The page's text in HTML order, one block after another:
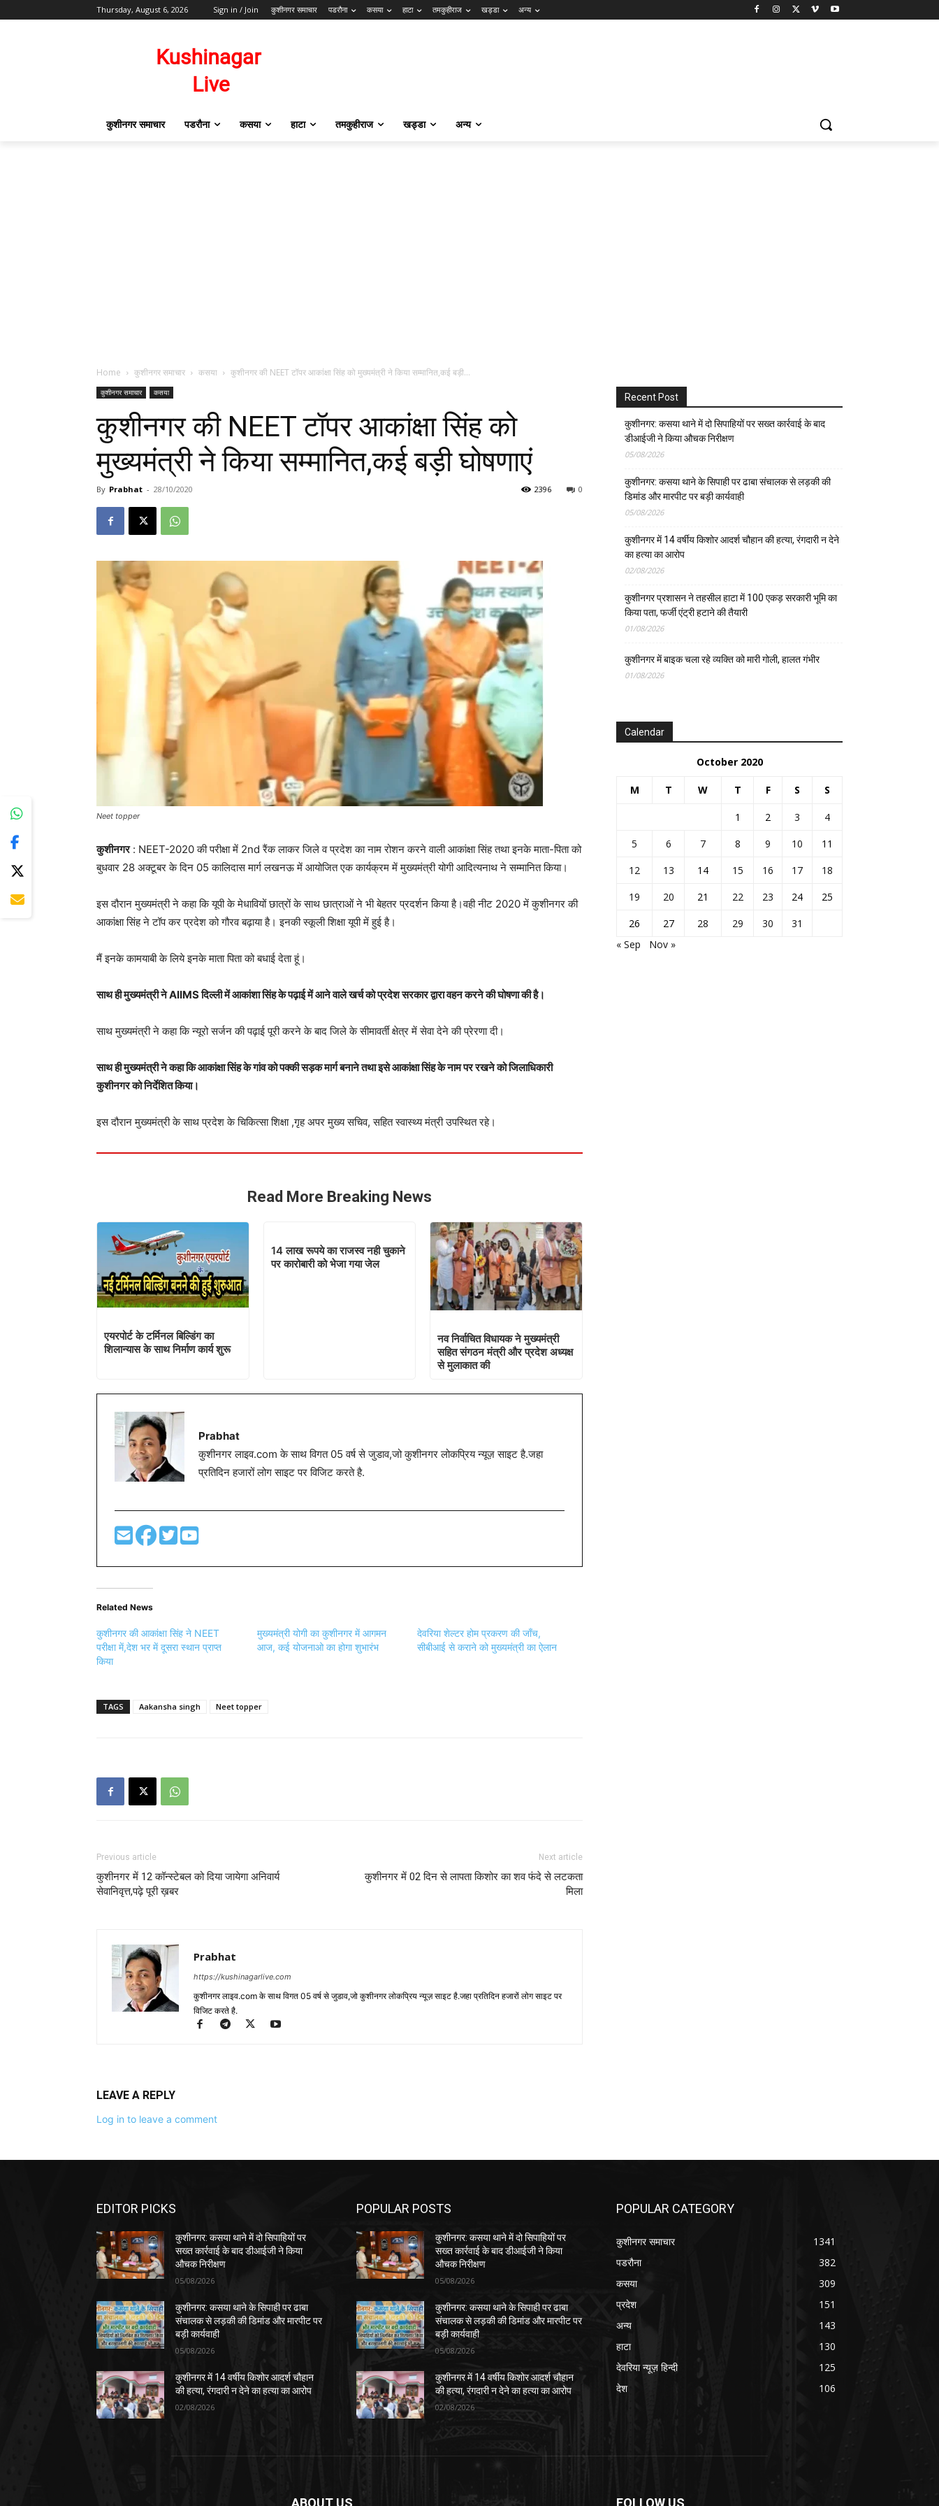
Thursday, August 6, 2026 Sign in / Join कुशीनगर समाचार पडरौना कसया हाटा तमकुहीराज खड्डा अन्य
कुशीनगर समाचार पडरौना कसया हाटा तमकुहीराज खड्डा अन्य
Home कुशीनगर समाचार कसया कुशीनगर की NEET टॉपर आकांक्षा सिंह को मुख्यमंत्री ने किया सम्मानित,कई बड़ी...
कुशीनगर समाचार कसया
कुशीनगर की NEET टॉपर आकांक्षा सिंह को
मुख्यमंत्री ने किया सम्मानित,कई बड़ी घोषणाएं
By Prabhat - 28/10/2020 0
2396
Neet topper
कुशीनगर: NEET-2020 की परीक्षा में 2nd रैंक लाकर जिले व प्रदेश का नाम रोशन करने वाली आकांक्षा सिंह तथा इनके माता-पिता को
बुधवार 28 अक्टूबर के दिन 05 कालिदास मार्ग लखनऊ में आयोजित एक कार्यक्रम में मुख्यमंत्री योगी आदित्यनाथ ने सम्मानित किया।
इस दौरान मुख्यमंत्री ने कहा कि यूपी के मेधावियों छात्रों के साथ छात्राओं ने भी बेहतर प्रदर्शन किया है।वही नीट 2020 में कुशीनगर की
आकांक्षा सिंह ने टॉप कर प्रदेश को गौरव बढ़ाया है। इनकी स्कूली शिक्षा यूपी में हुई है।
मैं इनके कामयाबी के लिये इनके माता पिता को बधाई देता हूं।
साथ ही मुख्यमंत्री ने AIIMS दिल्ली में आकांशा सिंह के पढ़ाई में आने वाले खर्च को प्रदेश सरकार द्वारा वहन करने की घोषणा की है।
साथ मुख्यमंत्री ने कहा कि न्यूरो सर्जन की पढ़ाई पूरी करने के बाद जिले के सीमावर्ती क्षेत्र में सेवा देने की प्रेरणा दी।
साथ ही मुख्यमंत्री ने कहा कि आकांक्षा सिंह के गांव को पक्की सड़क मार्ग बनाने तथा इसे आकांक्षा सिंह के नाम पर रखने को जिलाधिकारी
कुशीनगर को निर्देशित किया।
इस दौरान मुख्यमंत्री के साथ प्रदेश के चिकित्सा शिक्षा ,गृह अपर मुख्य सचिव, सहित स्वास्थ्य मंत्री उपस्थित रहे।
Read More Breaking News
एयरपोर्ट के टर्मिनल बिल्डिंग का
शिलान्यास के साथ निर्माण कार्य शुरू
14 लाख रूपये का राजस्व नही चुकाने
पर कारोबारी को भेजा गया जेल
नव निर्वाचित विधायक ने मुख्यमंत्री
सहित संगठन मंत्री और प्रदेश अध्यक्ष
से मुलाकात की
Prabhat
कुशीनगर लाइव.com के साथ विगत 05 वर्ष से जुडाव,जो कुशीनगर लोकप्रिय न्यूज़ साइट है.जहा
प्रतिदिन हजारों लोग साइट पर विजिट करते है.
Related News
कुशीनगर की आकांक्षा सिंह ने NEET
परीक्षा में,देश भर में दूसरा स्थान प्राप्त
किया
मुख्यमंत्री योगी का कुशीनगर में आगमन
आज, कई योजनाओ का होगा शुभारंभ
देवरिया शेल्टर होम प्रकरण की जाँच,
सीबीआई से कराने को मुख्यमंत्री का ऐलान
TAGS Aakansha singh Neet topper
Previous article
कुशीनगर में 12 कॉन्स्टेबल को दिया जायेगा अनिवार्य
सेवानिवृत्त,पढ़े पूरी ख़बर
Next article
कुशीनगर में 02 दिन से लापता किशोर का शव फंदे से लटकता
मिला
Prabhat
https://kushinagarlive.com
कुशीनगर लाइव.com के साथ विगत 05 वर्ष से जुडाव,जो कुशीनगर लोकप्रिय न्यूज़ साइट है.जहा प्रतिदिन हजारों लोग साइट पर
विजिट करते है.
LEAVE A REPLY
Log in to leave a comment
Recent Post
कुशीनगर: कसया थाने में दो सिपाहियों पर सख्त कार्रवाई के बाद
डीआईजी ने किया औचक निरीक्षण
05/08/2026
कुशीनगर: कसया थाने के सिपाही पर ढाबा संचालक से लड़की की
डिमांड और मारपीट पर बड़ी कार्यवाही
05/08/2026
कुशीनगर में 14 वर्षीय किशोर आदर्श चौहान की हत्या, रंगदारी न देने
का हत्या का आरोप
02/08/2026
कुशीनगर प्रशासन ने तहसील हाटा में 100 एकड़ सरकारी भूमि का
किया पता, फर्जी एंट्री हटाने की तैयारी
01/08/2026
कुशीनगर में बाइक चला रहे व्यक्ति को मारी गोली, हालत गंभीर
01/08/2026
Calendar
October 2020
M T W T F S S
1 2 3
4
5
6 7 8 9 10
11
12
13 14 15 16 17
18
19
20 21 22 23 24
25
26
27 28 29 30
31
« Sep
Nov »
EDITOR PICKS
कुशीनगर: कसया थाने में दो सिपाहियों पर
सख्त कार्रवाई के बाद डीआईजी ने किया
औचक निरीक्षण
05/08/2026
कुशीनगर: कसया थाने के सिपाही पर ढाबा
संचालक से लड़की की डिमांड और मारपीट पर
बड़ी कार्यवाही
05/08/2026
कुशीनगर में 14 वर्षीय किशोर आदर्श चौहान
की हत्या, रंगदारी न देने का हत्या का आरोप
02/08/2026
POPULAR POSTS
कुशीनगर: कसया थाने में दो सिपाहियों पर
सख्त कार्रवाई के बाद डीआईजी ने किया
औचक निरीक्षण
05/08/2026
कुशीनगर: कसया थाने के सिपाही पर ढाबा
संचालक से लड़की की डिमांड और मारपीट पर
बड़ी कार्यवाही
05/08/2026
कुशीनगर में 14 वर्षीय किशोर आदर्श चौहान
की हत्या, रंगदारी न देने का हत्या का आरोप
02/08/2026
POPULAR CATEGORY
कुशीनगर समाचार
1341
पडरौना
382
कसया
309
प्रदेश
151
अन्य
143
हाटा
130
देवरिया न्यूज़ हिन्दी
125
देश
106